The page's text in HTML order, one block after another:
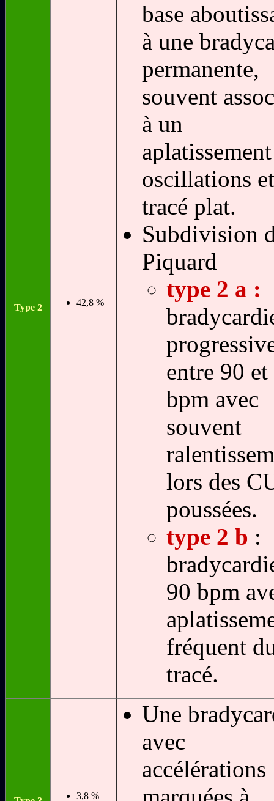
Type 2 42,8 %
base
à une
permanente,
souvent
à un
oscillations
tracé plat.
Subdivision
Piquard
type 2 a :
entre 90
bpm avec
souvent
lors des
poussées.
type 2 b :
90 bpm
fréquent
tracé.
3,8 %
Une
avec
accélérations